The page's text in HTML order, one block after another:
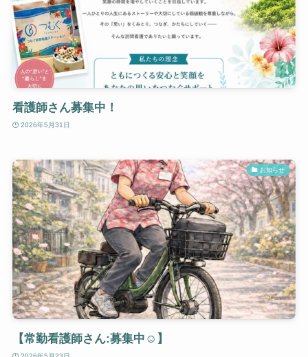
看護師さん募集中！
2026年5月31日
お知らせ
【常勤看護師さん:募集中☺️】